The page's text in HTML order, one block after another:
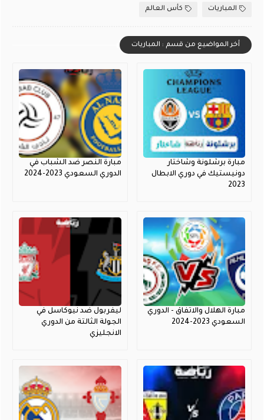
المباريات كأس العالم
أخر المواضيع من قسم : المباريات
مبارة برشلونة وشاختار
دونيستيك في دوري الابطال
2023
مبارة النصر ضد الشباب في
الدوري السعودي 2023-2024
مبارة الهلال والاتفاق - الدوري
السعودي 2023-2024
ليفربول ضد نيوكاسل في
الجولة الثالتة من الدوري
الانجليزي